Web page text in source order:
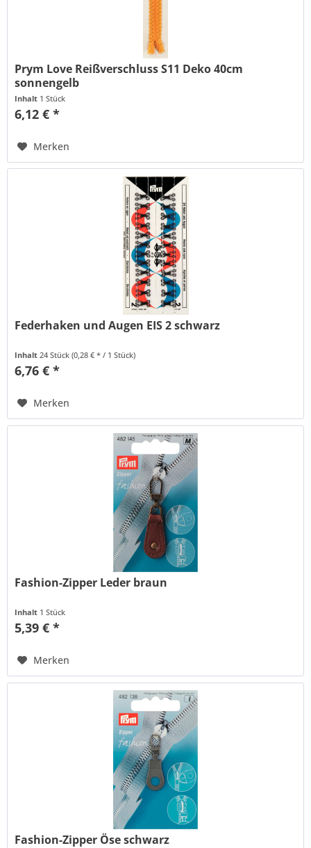
Prym Love Reißverschluss S11 Deko 40cm
sonnengelb
Inhalt 1 Stück
6,12 € *
Merken
Federhaken und Augen EIS 2 schwarz
Inhalt24 Stück(0,28 € * / 1 Stück)
6,76 € *
Merken
Fashion-Zipper Leder braun
Inhalt 1 Stück
5,39 € *
Merken
Fashion-Zipper Öse schwarz